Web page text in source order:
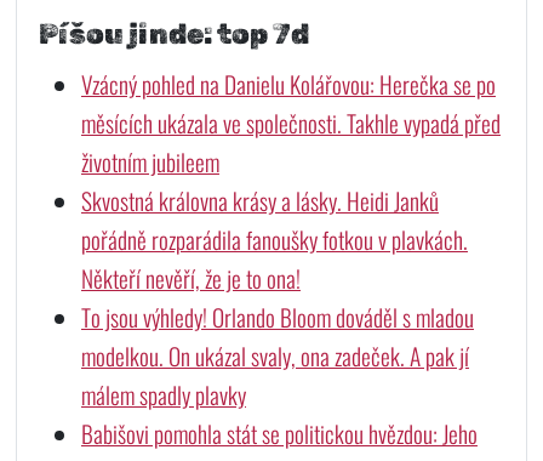
Píšou jinde: top 7d
Vzácný pohled na Danielu Kolářovou: Herečka se po
měsících ukázala ve společnosti. Takhle vypadá před
životním jubileem
Skvostná královna krásy a lásky. Heidi Janků
pořádně rozparádila fanoušky fotkou v plavkách.
Někteří nevěří, že je to ona!
To jsou výhledy! Orlando Bloom dováděl s mladou
modelkou. On ukázal svaly, ona zadeček. A pak jí
málem spadly plavky
Babišovi pomohla stát se politickou hvězdou: Jeho